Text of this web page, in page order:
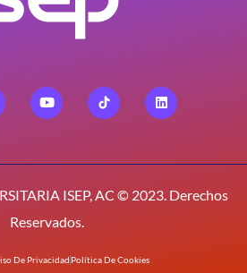
ISEP, AC © 2023. Derechos
Reservados.
De Privacidad Política De Cookies